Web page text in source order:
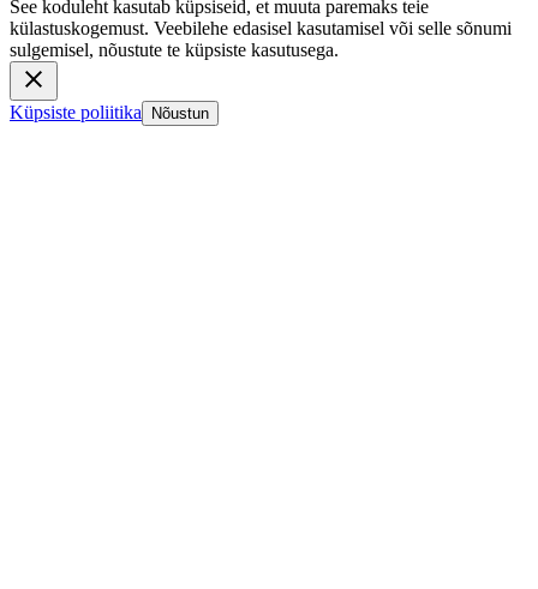
See koduleht kasutab küpsiseid, et muuta paremaks teie
külastuskogemust. Veebilehe edasisel kasutamisel või selle sõnumi
sulgemisel, nõustute te küpsiste kasutusega.
Küpsiste poliitika Nõustun